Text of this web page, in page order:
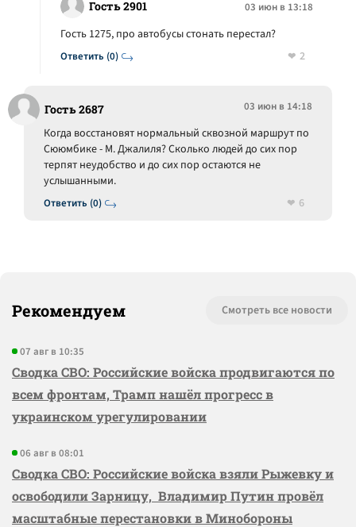
Гость 2901 03 июн в 13:18
Ответить (0)
Гость 1275, про автобусы стонать перестал?
2
Гость 2687 03 июн в 14:18
Ответить (0)
Когда восстановят нормальный сквозной маршрут по
Сююмбике - М. Джалиля? Сколько людей до сих пор
терпят неудобство и до сих пор остаются не
услышанными.
6
Рекомендуем Смотреть все новости
07 авг в 10:35
Сводка СВО: Российские войска продвигаются по
всем фронтам, Трамп нашёл прогресс в
украинском урегулировании
06 авг в 08:01
Сводка СВО: Российские войска взяли Рыжевку и
освободили Зарницу, Владимир Путин провёл
масштабные перестановки в Минобороны